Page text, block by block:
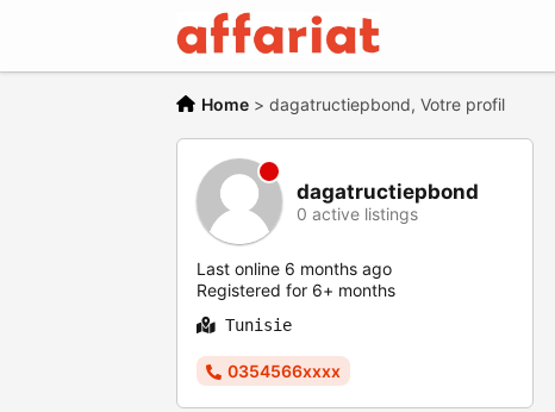
Home > dagatructiepbond, Votre profil
dagatructiepbond
0 active listings
Last online 6 months ago
Registered for 6+ months
Tunisie
0354566xxxx